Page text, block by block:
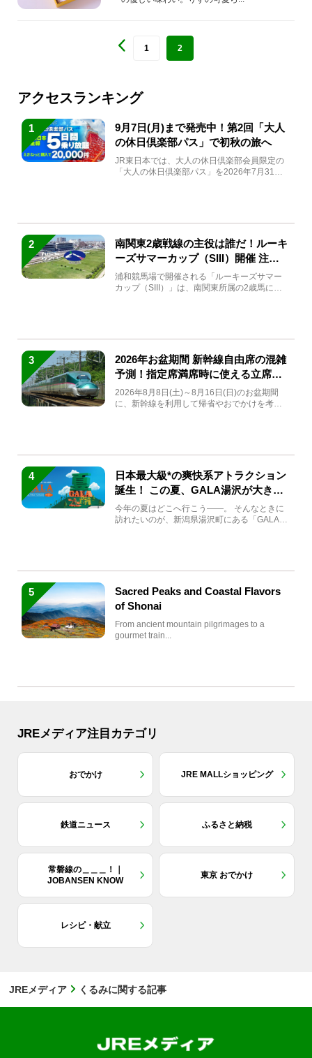
1 2
アクセスランキング
1
9月7日(月)まで発売中！第2回「大人
の休日倶楽部パス」で初秋の旅へ
JR東日本では、大人の休日倶楽部会員限定の
「大人の休日倶楽部パス」を2026年7月31日
2
南関東2歳戦線の主役は誰だ！ルーキ
ーズサマーカップ（SIII）開催 注目
馬と見どころをチェック
浦和競馬場で開催される「ルーキーズサマー
カップ（SIII）」は、南関東所属の2歳馬によ
3
2026年お盆期間 新幹線自由席の混雑
予測！指定席満席時に使える立席特
急券も解説
2026年8月8日(土)～8月16日(日)のお盆期間
に、新幹線を利用して帰省やおでかけを考え
4
日本最大級*の爽快系アトラクション
誕生！ この夏、GALA湯沢が大きく
生まれ変わる
今年の夏はどこへ行こう――。 そんなときに
訪れたいのが、新潟県湯沢町にある「GALA湯
5
Sacred Peaks and Coastal Flavors
of Shonai
From ancient mountain pilgrimages to a
gourmet train...
JREメディア注目カテゴリ
おでかけ JRE MALLショッピング
鉄道ニュース ふるさと納税
常磐線の＿＿＿！｜
JOBANSEN KNOW
東京 おでかけ
レシピ・献立
JREメディア くるみに関する記事